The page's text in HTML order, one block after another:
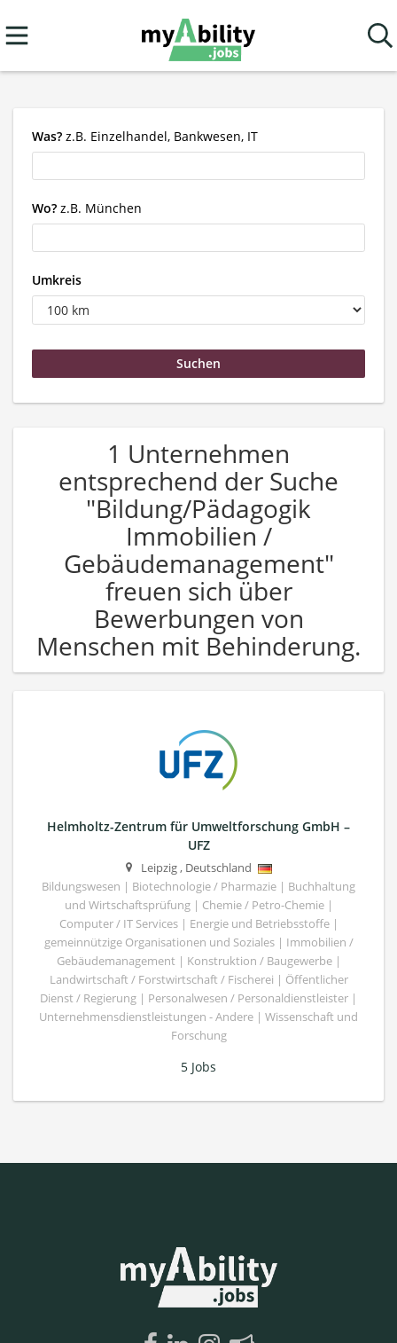
Was? z.B. Einzelhandel, Bankwesen, IT
Wo? z.B. München
Umkreis
1 Unternehmen
entsprechend der Suche
"Bildung/Pädagogik
Immobilien /
Gebäudemanagement"
freuen sich über
Bewerbungen von
Menschen mit Behinderung.
Helmholtz-Zentrum für Umweltforschung GmbH –
UFZ
Leipzig, Deutschland
Bildungswesen | Biotechnologie / Pharmazie | Buchhaltung
und Wirtschaftsprüfung | Chemie / Petro-Chemie |
Computer / IT Services | Energie und Betriebsstoffe |
gemeinnützige Organisationen und Soziales | Immobilien /
Gebäudemanagement | Konstruktion / Baugewerbe |
Landwirtschaft / Forstwirtschaft / Fischerei | Öffentlicher
Dienst / Regierung | Personalwesen / Personaldienstleister |
Unternehmensdienstleistungen - Andere | Wissenschaft und
Forschung
5 Jobs